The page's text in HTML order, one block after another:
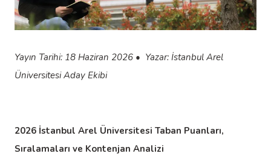
Yayın Tarihi: 18 Haziran 2026• Yazar: İstanbul Arel
Üniversitesi Aday Ekibi
2026 İstanbul Arel Üniversitesi Taban Puanları,
Sıralamaları ve Kontenjan Analizi